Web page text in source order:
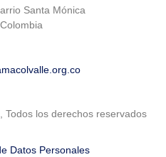
Santa Mónica
Todos los derechos reservados
Datos Personales